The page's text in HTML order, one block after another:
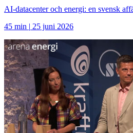
AI-datacenter och energi: en svensk
45 min
25 juni 2026